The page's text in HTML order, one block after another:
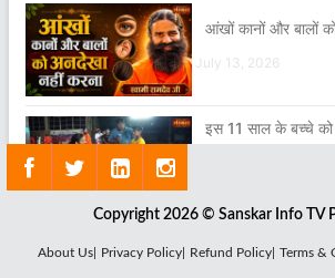
आंखों कानों और बालों
July 13, 2026
इस 11 साल के बच्चे
Copyright 2026 © Sanskar Info TV
About Us| Privacy Policy| Refund Policy| Terms &